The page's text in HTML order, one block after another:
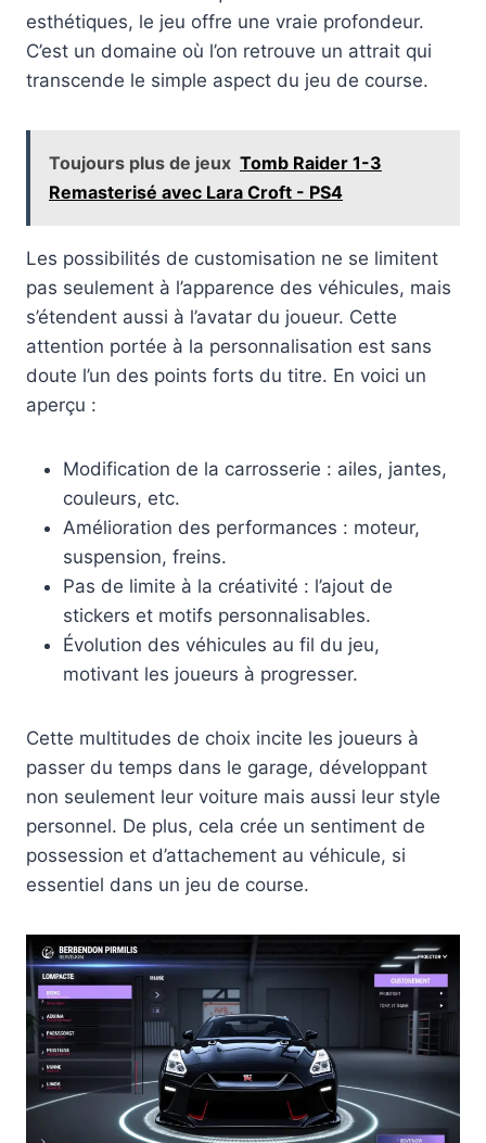
esthétiques, le jeu offre une vraie profondeur.
C’est un domaine où l’on retrouve un attrait qui
transcende le simple aspect du jeu de course.
Toujours plus de jeux Tomb Raider 1-3
Remasterisé avec Lara Croft - PS4
Les possibilités de customisation ne se limitent
pas seulement à l’apparence des véhicules, mais
s’étendent aussi à l’avatar du joueur. Cette
attention portée à la personnalisation est sans
doute l’un des points forts du titre. En voici un
aperçu :
Modification de la carrosserie : ailes, jantes,
couleurs, etc.
Amélioration des performances : moteur,
suspension, freins.
Pas de limite à la créativité : l’ajout de
stickers et motifs personnalisables.
Évolution des véhicules au fil du jeu,
motivant les joueurs à progresser.
Cette multitudes de choix incite les joueurs à
passer du temps dans le garage, développant
non seulement leur voiture mais aussi leur style
personnel. De plus, cela crée un sentiment de
possession et d’attachement au véhicule, si
essentiel dans un jeu de course.